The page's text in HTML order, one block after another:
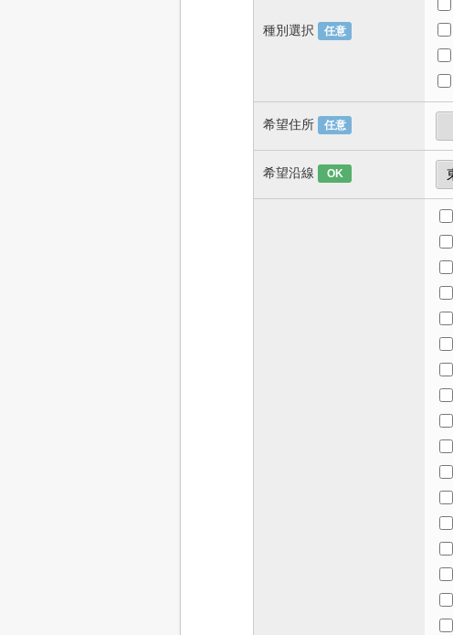
種別選択 任意
希望住所 任意
希望沿線 OK